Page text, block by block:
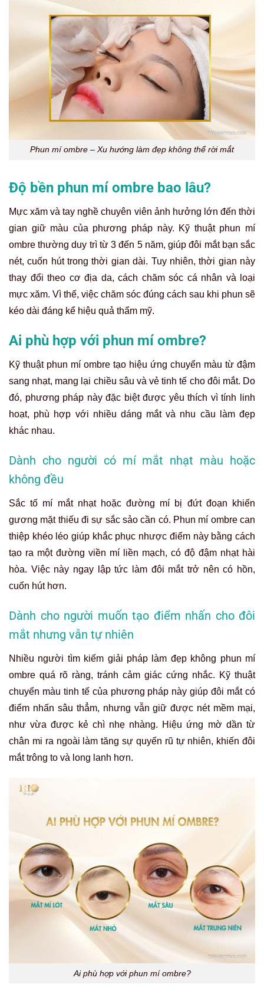
Phun mí ombre – Xu hướng làm đẹp không thể rời mắt
Độ bền phun mí ombre bao lâu?
Mực xăm và tay nghề chuyên viên ảnh hưởng lớn đến thời
gian giữ màu của phương pháp này. Kỹ thuật phun mí
ombre thường duy trì từ 3 đến 5 năm, giúp đôi mắt bạn sắc
nét, cuốn hút trong thời gian dài. Tuy nhiên, thời gian này
thay đổi theo cơ địa da, cách chăm sóc cá nhân và loại
mực xăm. Vì thế, việc chăm sóc đúng cách sau khi phun sẽ
kéo dài đáng kể hiệu quả thẩm mỹ.
Ai phù hợp với phun mí ombre?
Kỹ thuật phun mí ombre tạo hiệu ứng chuyển màu từ đậm
sang nhạt, mang lại chiều sâu và vẻ tinh tế cho đôi mắt. Do
đó, phương pháp này đặc biệt được yêu thích vì tính linh
hoạt, phù hợp với nhiều dáng mắt và nhu cầu làm đẹp
khác nhau.
Dành cho người có mí mắt nhạt màu hoặc
không đều
Sắc tố mí mắt nhạt hoặc đường mí bị đứt đoạn khiến
gương mặt thiếu đi sự sắc sảo cần có. Phun mí ombre can
thiệp khéo léo giúp khắc phục nhược điểm này bằng cách
tạo ra một đường viền mí liền mạch, có độ đậm nhạt hài
hòa. Việc này ngay lập tức làm đôi mắt trở nên có hồn,
cuốn hút hơn.
Dành cho người muốn tạo điểm nhấn cho đôi
mắt nhưng vẫn tự nhiên
Nhiều người tìm kiếm giải pháp làm đẹp không phun mí
ombre quá rõ ràng, tránh cảm giác cứng nhắc. Kỹ thuật
chuyển màu tinh tế của phương pháp này giúp đôi mắt có
điểm nhấn sâu thẳm, nhưng vẫn giữ được nét mềm mại,
như vừa được kẻ chì nhẹ nhàng. Hiệu ứng mờ dần từ
chân mi ra ngoài làm tăng sự quyến rũ tự nhiên, khiến đôi
mắt trông to và long lanh hơn.
Ai phù hợp với phun mí ombre?